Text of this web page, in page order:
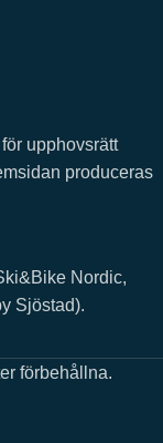
upphovsrätt
produceras
Nordic,
Sjöstad).
förbehållna.